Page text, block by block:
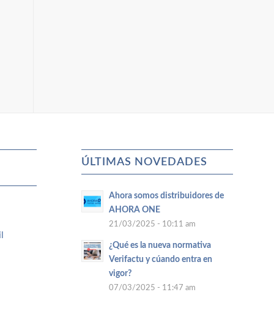
ÚLTIMAS NOVEDADES
Ahora somos distribuidores de
AHORA ONE
21/03/2025 - 10:11 am
¿Qué es la nueva normativa
Verifactu y cúando entra en
vigor?
07/03/2025 - 11:47 am